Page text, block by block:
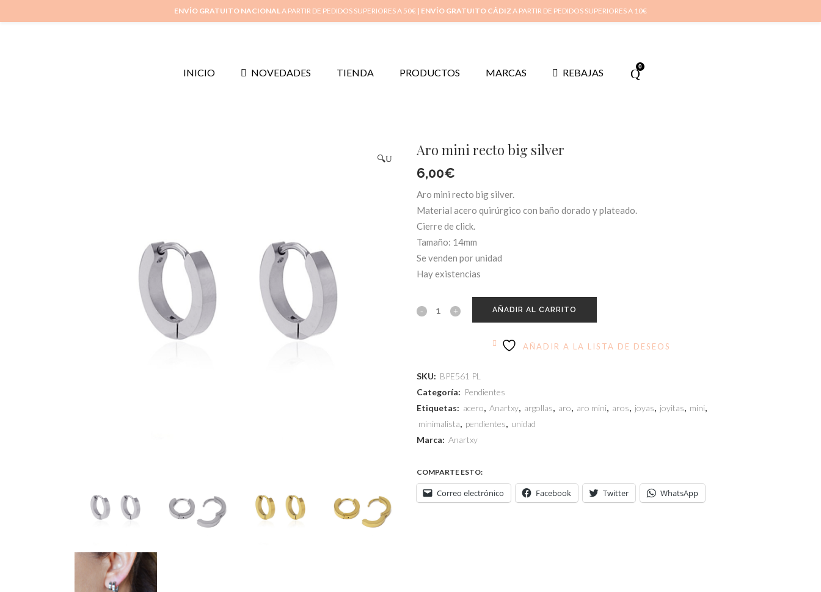
Inicio Mi cuenta Cuidado de tus joyas
INICIO NOVEDADES TIENDA PRODUCTOS MARCAS REBAJAS
0
🔍 Aro mini recto big silver
6,00€
Aro mini recto big silver.
Material acero quirúrgico con baño dorado y plateado.
Cierre de click.
Tamaño: 14mm
Se venden por unidad
Hay existencias
AÑADIR AL CARRITO
AÑADIR A LA LISTA DE DESEOS
SKU: BPE561 PL
Categoría: Pendientes
Etiquetas: acero, Anartxy, argollas, aro, aro mini, aros, joyas, joyitas, mini,
minimalista, pendientes, unidad
Marca: Anartxy
COMPARTE ESTO:
Correo electrónico Facebook Twitter WhatsApp
ENVÍO GRATUITO NACIONALA PARTIR DE PEDIDOS SUPERIORES A 50€ | ENVÍO GRATUITO CÁDIZA PARTIR DE PEDIDOS SUPERIORES A 10€